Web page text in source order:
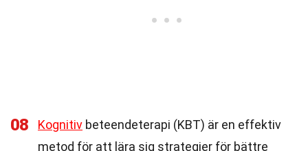
08 Kognitiv beteendeterapi (KBT) är en effektiv
metod för att lära sig strategier för bättre